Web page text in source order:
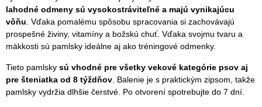
lahodné odmeny sú vysokostráviteľné a majú vynikajúcu
vôňu . Vďaka pomalému spôsobu spracovania si zachovávajú
prospešné živiny, vitamíny a božskú chuť. Vďaka svojmu tvaru a
mäkkosti sú pamlsky ideálne aj ako tréningové odmenky.
Tieto pamlsky sú vhodné pre všetky vekové kategórie psov aj
pre šteniatka od 8 týždňov . Balenie je s praktickým zipsom, takže
pamlsky vydržia dlhšie čerstvé. Po otvorení spotrebujte do 7 dní.